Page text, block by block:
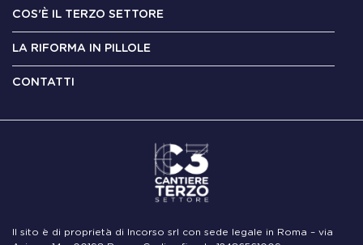
COS'È IL TERZO SETTORE
LA RIFORMA IN PILLOLE
CONTATTI
Il sito è di proprietà di Incorso srl con sede legale in Roma – via